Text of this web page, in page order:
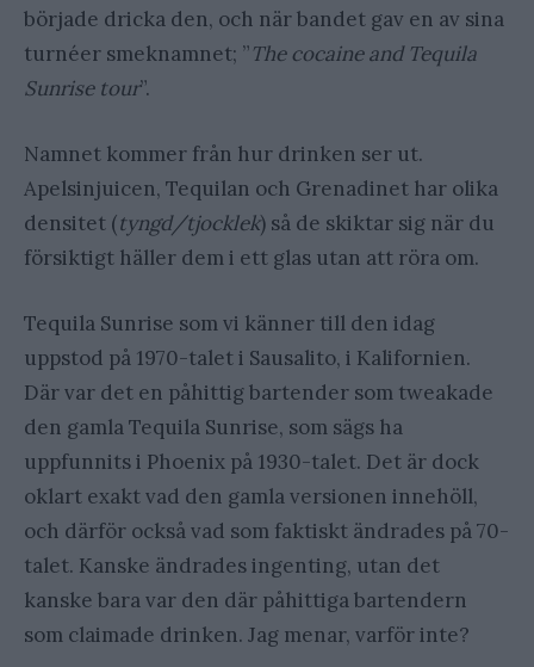
började dricka den, och när bandet gav en av sina
turnéer smeknamnet; ”The cocaine and Tequila
Sunrise tour”.
Namnet kommer från hur drinken ser ut.
Apelsinjuicen, Tequilan och Grenadinet har olika
densitet (tyngd/tjocklek) så de skiktar sig när du
försiktigt häller dem i ett glas utan att röra om.
Tequila Sunrise som vi känner till den idag
uppstod på 1970-talet i Sausalito, i Kalifornien.
Där var det en påhittig bartender som tweakade
den gamla Tequila Sunrise, som sägs ha
uppfunnits i Phoenix på 1930-talet. Det är dock
oklart exakt vad den gamla versionen innehöll,
och därför också vad som faktiskt ändrades på 70-
talet. Kanske ändrades ingenting, utan det
kanske bara var den där påhittiga bartendern
som claimade drinken. Jag menar, varför inte?